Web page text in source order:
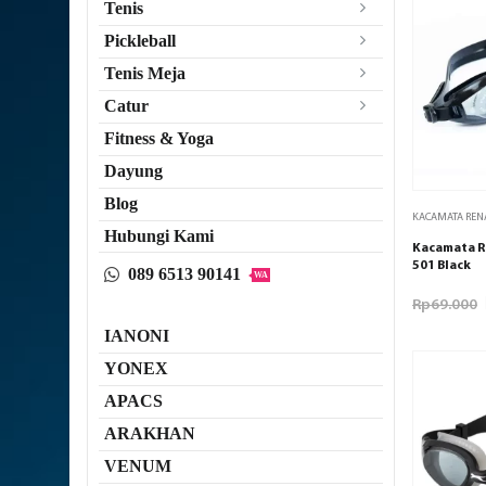
KACAMATA
Kacamata
501 Black
Rp69.000
Tenis
Pickleball
Tenis Meja
Catur
Fitness & Yoga
Dayung
Blog
Hubungi Kami
089 6513 90141 WA
IANONI
YONEX
APACS
ARAKHAN
VENUM